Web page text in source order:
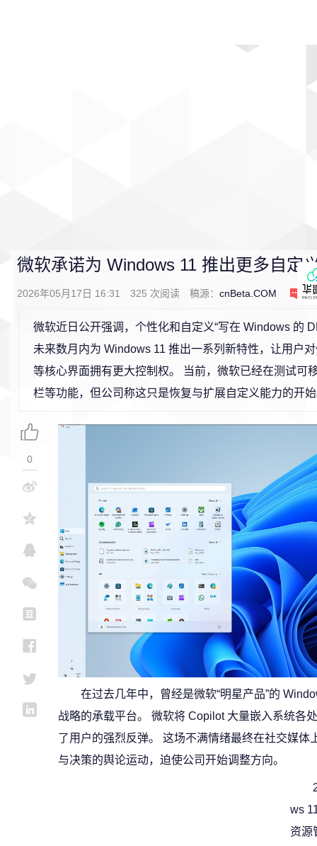
微软承诺为 Windows 11 推出更多自定
2026年05月17日 16:31 325 次阅读 稿源： cnBeta.COM 0
微软近日公开强调，个性化和自定义“写在 Windows 的
未来数月内为 Windows 11 推出一系列新特性，让用户
等核心界面拥有更大控制权。 当前，微软已经在测试可
栏等功能，但公司称这只是恢复与扩展自定义能力的开
在过去几年中，曾经是微软“明星产品”的
战略的承载平台。 微软将 Copilot 大量嵌入系统各
了用户的强烈反弹。 这场不满情绪最终在社交媒体
与决策的舆论运动，迫使公司开始调整方向。
ws
资源
0